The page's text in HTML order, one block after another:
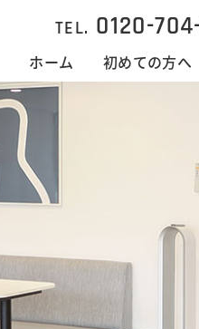
0120-
ホーム 初めての方へ